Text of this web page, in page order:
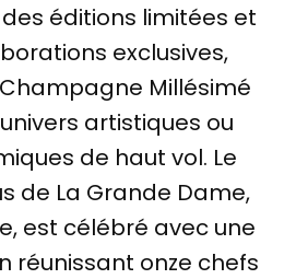
éditions limitées et
exclusives,
Millésimé
artistiques ou
de haut vol. Le
de La Grande Dame,
est célébré avec une
réunissant onze chefs